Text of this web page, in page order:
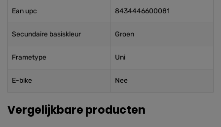
Ean upc 8434446600081
Secundaire basiskleur Groen
Frametype Uni
E-bike Nee
Vergelijkbare producten